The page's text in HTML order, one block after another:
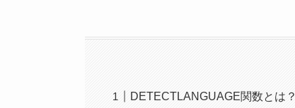
DETECTLANGUAGE関数とは？